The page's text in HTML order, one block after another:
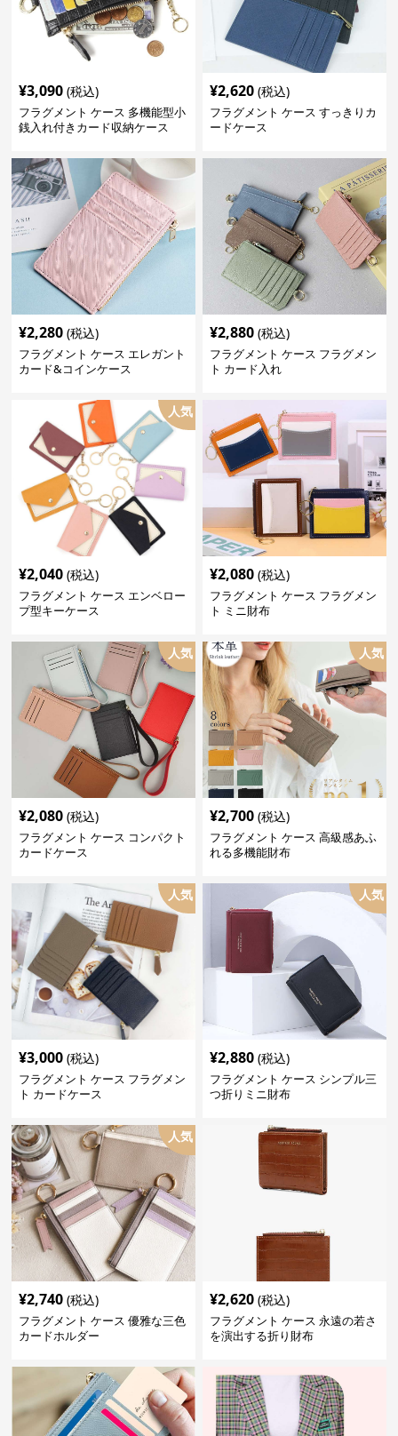
¥3,090 (税込)
フラグメント ケース 多機能型小
銭入れ付きカード収納ケース
¥2,620 (税込)
フラグメント ケース すっきりカ
ードケース
¥2,280 (税込)
フラグメント ケース エレガント
カード&コインケース
¥2,880 (税込)
フラグメント ケース フラグメン
ト カード入れ
人気
¥2,040 (税込)
フラグメント ケース エンベロー
プ型キーケース
¥2,080 (税込)
フラグメント ケース フラグメン
ト ミニ財布
人気
¥2,080 (税込)
フラグメント ケース コンパクト
カードケース
人気
¥2,700 (税込)
フラグメント ケース 高級感あふ
れる多機能財布
人気
¥3,000 (税込)
フラグメント ケース フラグメン
ト カードケース
人気
¥2,880 (税込)
フラグメント ケース シンプル三
つ折りミニ財布
人気
¥2,740 (税込)
フラグメント ケース 優雅な三色
カードホルダー
¥2,620 (税込)
フラグメント ケース 永遠の若さ
を演出する折り財布